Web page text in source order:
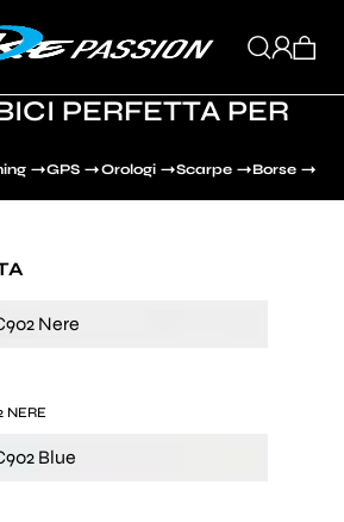
PERFETTA PER
GPS Orologi Scarpe Borse
NERE